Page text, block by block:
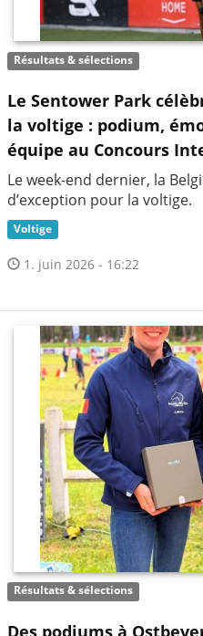
Résultats & sélections
Le Sentower Park
la voltige : podium,
équipe au Concours
Le week-end dernier, la
d’exception pour la voltige.
Voltige
1. juin 2026 - 16:22
Résultats & sélections
Des podiums à